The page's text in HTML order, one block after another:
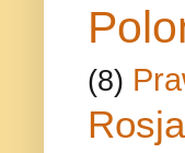
(8)
Rosja